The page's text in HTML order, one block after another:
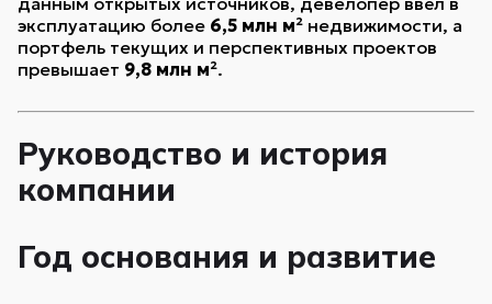
эксплуатацию более 6,5 млн м² недвижимости, а
портфель текущих и перспективных проектов
превышает 9,8 млн м².
Руководство и история
компании
Год основания и развитие